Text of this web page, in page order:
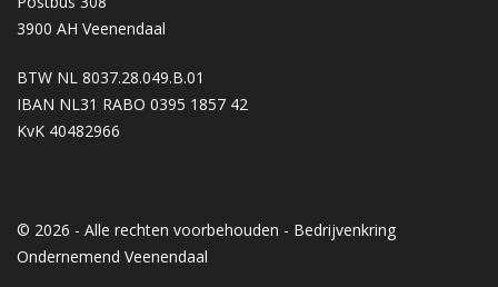
3900 AH Veenendaal
BTW NL 8037.28.049.B.01
IBAN NL31 RABO 0395 1857 42
KvK 40482966
© 2026 - Alle rechten voorbehouden - Bedrijvenkring
Ondernemend Veenendaal